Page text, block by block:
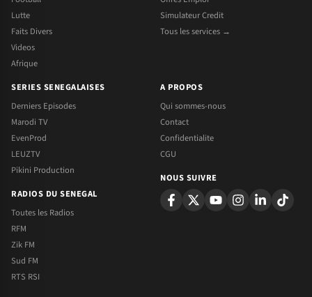
Lutte
Faits Divers
Videos
Afrique
Simulateur Credit
Tous les services →
SERIES SENEGALAISES
Derniers Episodes
Marodi TV
EvenProd
LEUZTV
Pikini Production
RADIOS DU SENEGAL
Toutes les Radios
RFM
Zik FM
Sud FM
RTS RSI
A PROPOS
Qui sommes-nous
Contact
Confidentialite
CGU
NOUS SUIVRE